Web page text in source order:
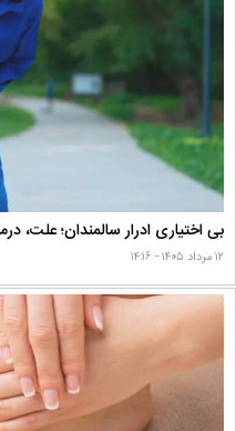
بی اختیاری ادرار سالمندان؛ علت،
۱۲ مرداد ۱۴۰۵ - ۱۴:۱۶